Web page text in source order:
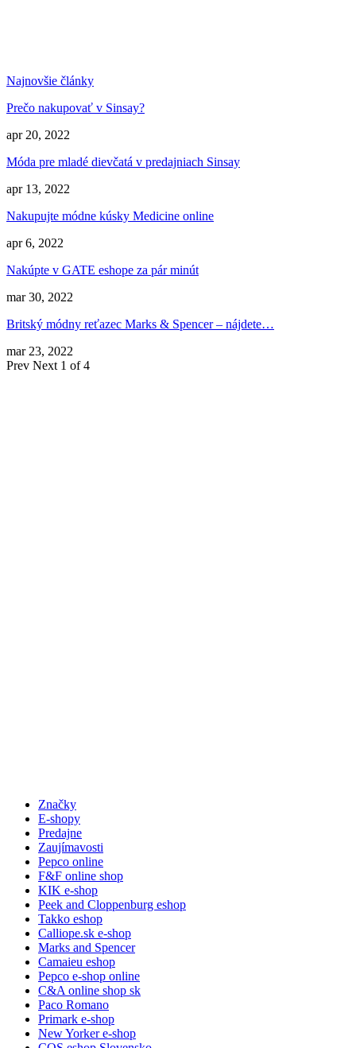
Najnovšie články
Prečo nakupovať v Sinsay?
apr 20, 2022
Móda pre mladé dievčatá v predajniach Sinsay
apr 13, 2022
Nakupujte módne kúsky Medicine online
apr 6, 2022
Nakúpte v GATE eshope za pár minút
mar 30, 2022
Britský módny reťazec Marks & Spencer – nájdete…
mar 23, 2022
Prev Next 1 of 4
Značky
E-shopy
Predajne
Zaujímavosti
Pepco online
F&F online shop
KIK e-shop
Peek and Cloppenburg eshop
Takko eshop
Calliope.sk e-shop
Marks and Spencer
Camaieu eshop
Pepco e-shop online
C&A online shop sk
Paco Romano
Primark e-shop
New Yorker e-shop